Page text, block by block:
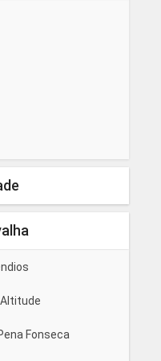
Altitude
Fonseca